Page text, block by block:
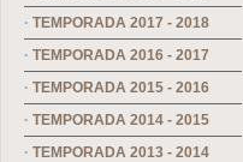
· TEMPORADA 2017 - 2018
· TEMPORADA 2016 - 2017
· TEMPORADA 2015 - 2016
· TEMPORADA 2014 - 2015
· TEMPORADA 2013 - 2014